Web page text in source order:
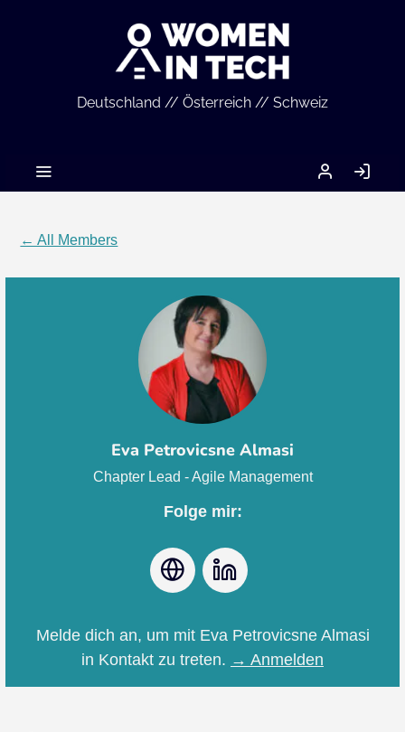
Deutschland // Österreich // Schweiz
MEIN
ACCOUNT
IN
← All Members
Eva Petrovicsne Almasi
Chapter Lead - Agile Management
Folge mir:
Webseite
Melde dich an, um mit Eva Petrovicsne Almasi
in Kontakt zu treten. → Anmelden